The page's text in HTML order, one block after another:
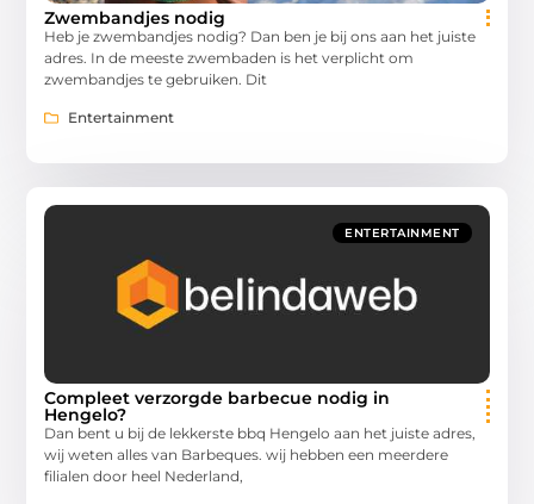
Zwembandjes nodig
Heb je zwembandjes nodig? Dan ben je bij ons aan het juiste
adres. In de meeste zwembaden is het verplicht om
zwembandjes te gebruiken. Dit
Entertainment
ENTERTAINMENT
Compleet verzorgde barbecue nodig in
Hengelo?
Dan bent u bij de lekkerste bbq Hengelo aan het juiste adres,
wij weten alles van Barbeques. wij hebben een meerdere
filialen door heel Nederland,